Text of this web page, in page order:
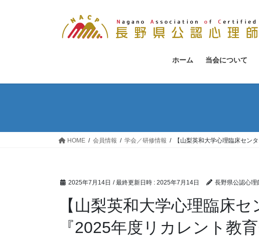
ホーム 当会について
HOME 会員情報 学会／研修情報 【山梨英和大学心理臨床セン
2025年7月14日 / 最終更新日時 : 2025年7月14日 長野県公認心理
【山梨英和大学心理臨床
『2025年度リカレント教